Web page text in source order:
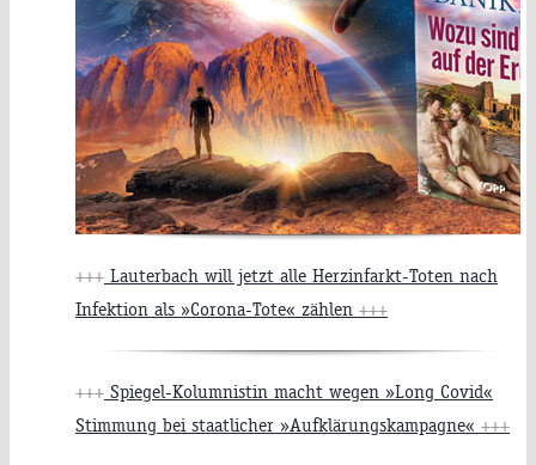
+++ Lauterbach will jetzt alle Herzinfarkt-Toten nach
Infektion als »Corona-Tote« zählen +++
+++ Spiegel-Kolumnistin macht wegen »Long Covid«
Stimmung bei staatlicher »Aufklärungskampagne« +++